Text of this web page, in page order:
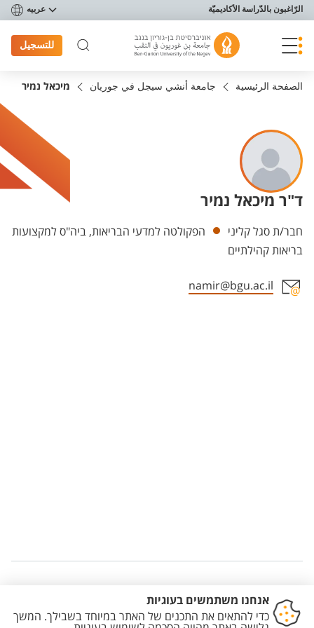
תפריט נגישות
الرّاغبون بالدّراسة الأكاديميّة عربيه
للتسجيل
الصفحة الرئيسية جامعة أنشي سيجل في جوريان מיכאל נמיר
ד"ר מיכאל נמיר
Departments
חבר/ת סגל קליני
הפקולטה למדעי הבריאות, ביה"ס למקצועות
בריאות קהילתיים
namir@bgu.ac.il